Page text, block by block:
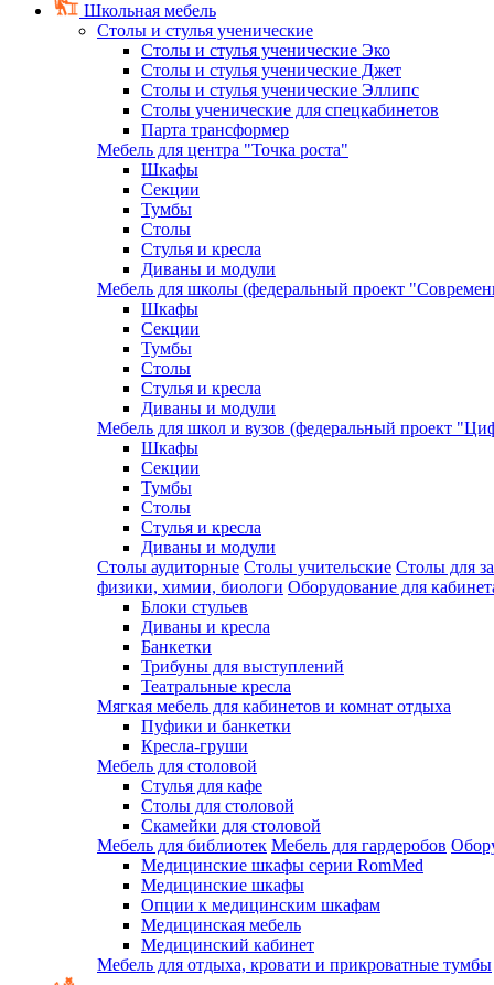
Школьная мебель
Столы и стулья ученические
Столы и стулья ученические Эко
Столы и стулья ученические Джет
Столы и стулья ученические Эллипс
Столы ученические для спецкабинетов
Парта трансформер
Мебель для центра "Точка роста"
Шкафы
Секции
Тумбы
Столы
Стулья и кресла
Диваны и модули
Мебель для школы (федеральный проект
Шкафы
Секции
Тумбы
Столы
Стулья и кресла
Диваны и модули
Мебель для школ и вузов (федеральный проект
Шкафы
Секции
Тумбы
Столы
Стулья и кресла
Диваны и модули
Столы аудиторные Столы учительские Столы для
физики, химии, биологи Оборудование для
Блоки стульев
Диваны и кресла
Банкетки
Трибуны для выступлений
Театральные кресла
Мягкая мебель для кабинетов и комнат отдыха
Пуфики и банкетки
Кресла-груши
Мебель для столовой
Cтулья для кафе
Cтолы для столовой
Скамейки для столовой
Мебель для библиотек Мебель для гардеробов
Медицинские шкафы серии RomMed
Медицинские шкафы
Опции к медицинским шкафам
Медицинская мебель
Медицинский кабинет
Мебель для отдыха, кровати и прикроватные тумбы